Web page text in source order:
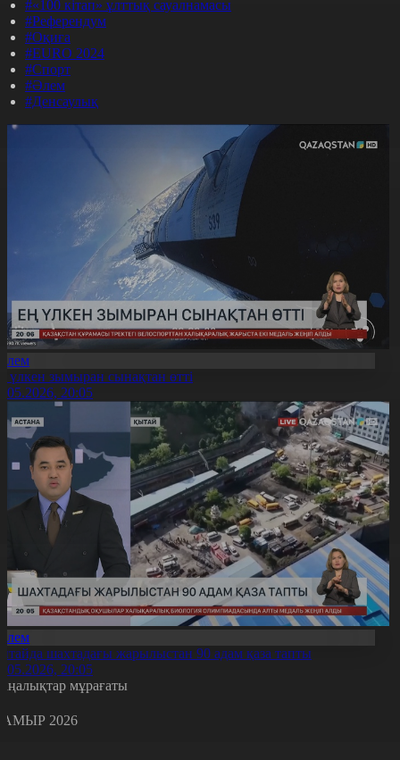
#«100 кітап» ұлттық сауалнамасы
#Референдум
#Оқиға
#EURO 2024
#Спорт
#Әлем
#Денсаулық
үлкен зымыран сынақтан өтті
20:05
шахтадағы жарылыстан 90 адам қаза тапты
20:05
мұрағаты
2026